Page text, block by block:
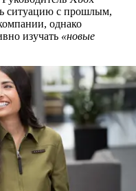
ситуацию с прошлым,
однако
изучать «новые